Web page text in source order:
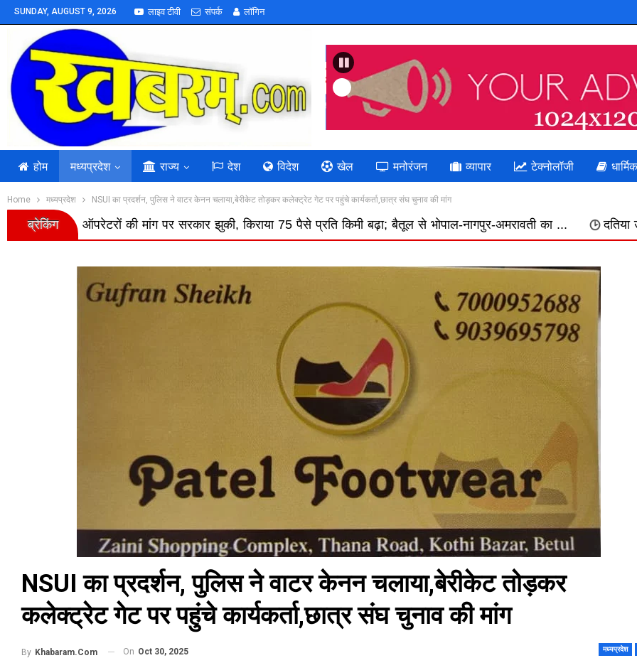
SUNDAY, AUGUST 9, 2026 लाइव टीवी संपर्क लॉगिन
Previous
होम मध्यप्रदेश राज्य देश विदेश खेल मनोरंजन व्यापार टेक्नोलॉजी धार्मिक
Home मध्यप्रदेश NSUI का प्रदर्शन, पुलिस ने वाटर केनन चलाया,बेरीकेट तोड़कर कलेक्ट्रेट गेट पर पहुंचे कार्यकर्ता,छात्र संघ चुनाव की मांग
ब्रेकिंग
मांग पर सरकार झुकी, किराया 75 पैसे प्रति किमी बढ़ा; बैतूल से भोपाल-नागपुर-अमरावती का ... दतिया उपचुनाव " भाजपा: गलत
NSUI का प्रदर्शन, पुलिस ने वाटर केनन चलाया,बेरीकेट तोड़कर
कलेक्ट्रेट गेट पर पहुंचे कार्यकर्ता,छात्र संघ चुनाव की मांग
मध्यप्रदेश
By Khabaram.Com On Oct 30, 2025